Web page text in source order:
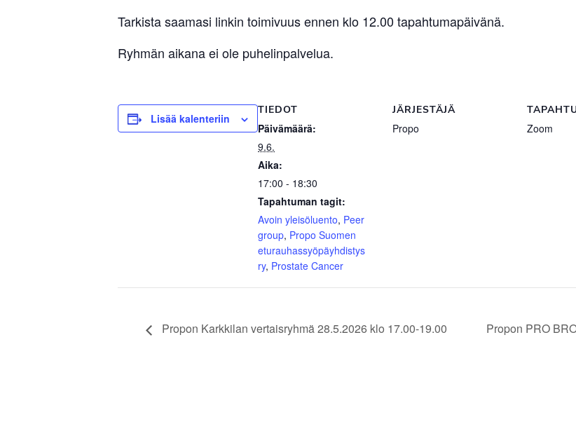
Tarkista saamasi linkin toimivuus ennen klo 12.00 tapahtumapäivänä.
Ryhmän aikana ei ole puhelinpalvelua.
Lisää kalenteriin
TIEDOT
Päivämäärä:
9.6.
Aika:
17:00 - 18:30
Tapahtuman tagit:
Avoin yleisöluento, Peer
group, Propo Suomen
eturauhassyöpäyhdistys
ry, Prostate Cancer
JÄRJESTÄJÄ
Propo Zoom
Propon Karkkilan vertaisryhmä 28.5.2026 klo 17.00-19.00 Propon PRO